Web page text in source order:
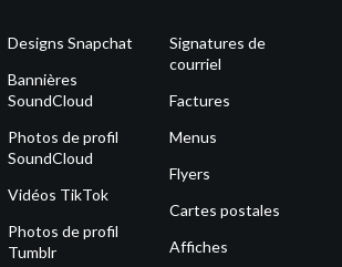
Designs Snapchat
Bannières
SoundCloud
Photos de profil
SoundCloud
Vidéos TikTok
Photos de profil
Tumblr
Signatures de
courriel
Factures
Menus
Flyers
Cartes postales
Affiches